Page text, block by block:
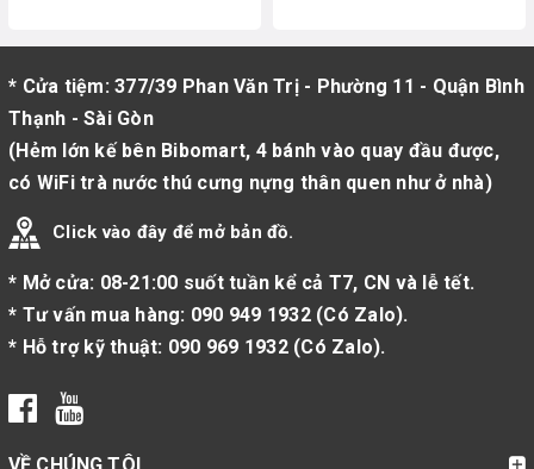
* Cửa tiệm: 377/39 Phan Văn Trị - Phường 11 - Quận Bình
Thạnh - Sài Gòn
(Hẻm lớn kế bên Bibomart, 4 bánh vào quay đầu được,
có WiFi trà nước thú cưng nựng thân quen như ở nhà)
Click vào đây để mở bản đồ.
* Mở cửa: 08-21:00 suốt tuần kể cả T7, CN và lễ tết.
* Tư vấn mua hàng: 090 949 1932(Có Zalo).
* Hỗ trợ kỹ thuật: 090 969 1932(Có Zalo).